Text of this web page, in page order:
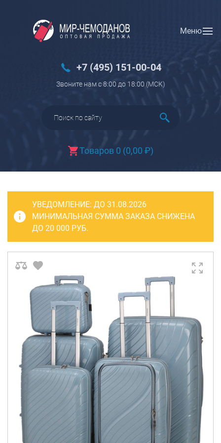
Меню
+7 (495) 151-00-04
Звоните нам с 8:00 до 18:00 (МCK)
Товаров 0 (0,00 ₽)
Вход Регистрация
Багаж
Чемоданы
Чемоданы детские
Пилоты на колесах
Рюкзаки детские для детских
Бьюти-кейсы
САКВОЯЖИ
РАСПРОДАЖА
Сумки спортивные
Сумки деловые
Сумки поясные
Сумки пляжные
Сумки для ноутбуков
Сумки-тележки хозяйственные
Сумки-рюкзаки на колёсах
Сумки детские
Рюкзаки
УВЕДОМЛЕНИЕ: ДО 31.08.2026
МИНИМАЛЬНАЯ СУММА ЗАКАЗА СНИЖЕНА
ДО 20 000 РУБ.